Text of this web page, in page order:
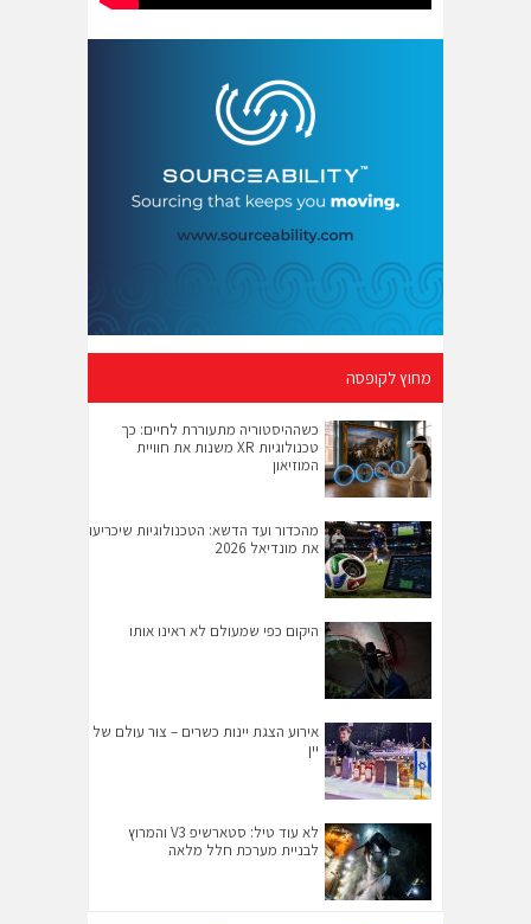
מחוץ לקופסה
כשההיסטוריה מתעוררת לחיים: כך
טכנולוגיות XR משנות את חוויית
המוזיאון
מהכדור ועד הדשא: הטכנולוגיות שיכריעו
את מונדיאל 2026
היקום כפי שמעולם לא ראינו אותו
אירוע הצגת יינות כשרים – צור עולם של
יין
לא עוד טיל: סטארשיפ V3 והמרוץ
לבניית מערכת חלל מלאה